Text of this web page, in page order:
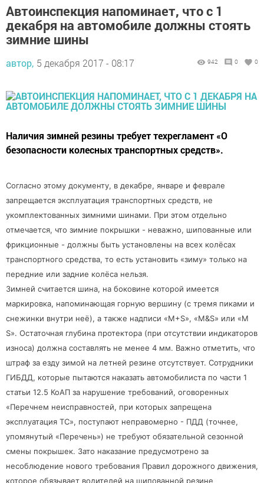
Автоинспекция напоминает, что с 1
декабря на автомобиле должны стоять
зимние шины
автор, 5 декабря 2017 - 08:17 942 0 0
Наличия зимней резины требует техрегламент «О
безопасности колесных транспортных средств».
Согласно этому документу, в декабре, январе и феврале
запрещается эксплуатация транспортных средств, не
укомплектованных зимними шинами. При этом отдельно
отмечается, что зимние покрышки - неважно, шипованные или
фрикционные - должны быть установлены на всех колёсах
транспортного средства, то есть установить «зиму» только на
передние или задние колёса нельзя.
Зимней считается шина, на боковине которой имеется
маркировка, напоминающая горную вершину (с тремя пиками и
снежинки внутри неё), а также надписи «М+S», «M&S» или «M
S». Остаточная глубина протектора (при отсутствии индикаторов
износа) должна составлять не менее 4 мм. Важно отметить, что
штраф за езду зимой на летней резине отсутствует. Сотрудники
ГИБДД, которые пытаются наказать автомобилиста по части 1
статьи 12.5 КоАП за нарушение требований, оговоренных
«Перечнем неисправностей, при которых запрещена
эксплуатация ТС», поступают неправомерно - ПДД (точнее,
упомянутый «Перечень») не требуют обязательной сезонной
смены покрышек. Зато наказание предусмотрено за
несоблюдение нового требования Правил дорожного движения,
которое обязывает водителей на шипованной резине